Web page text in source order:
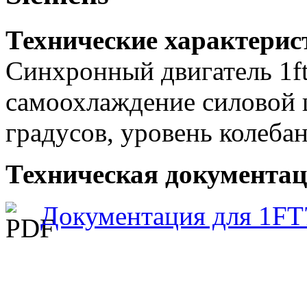
Технические
Синхронный двигатель
самоохлаждение силовой
градусов, уровень
Техническая
Документация для